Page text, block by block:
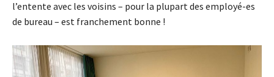
l’entente avec les voisins – pour la plupart des employé-es
de bureau – est franchement bonne !